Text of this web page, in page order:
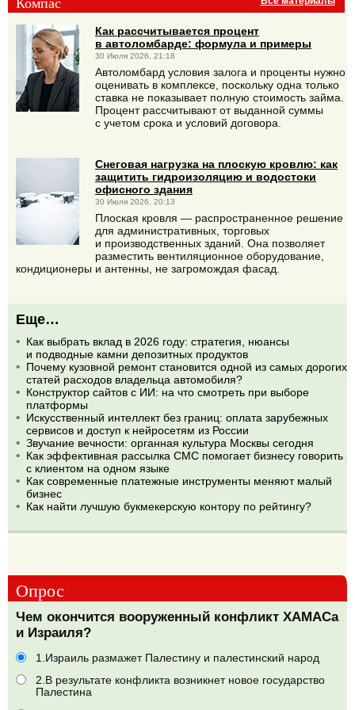
Как рассчитывается процент
в автоломбарде: формула и примеры
30 Июля 2026, 21:18
Автоломбард условия залога и проценты нужно
оценивать в комплексе, поскольку одна только
ставка не показывает полную стоимость займа.
Процент рассчитывают от выданной суммы
с учетом срока и условий договора.
Снеговая нагрузка на плоскую кровлю: как
защитить гидроизоляцию и водостоки
офисного здания
30 Июля 2026, 20:13
Плоская кровля — распространенное решение
для административных, торговых
и производственных зданий. Она позволяет
разместить вентиляционное оборудование,
кондиционеры и антенны, не загромождая фасад.
Еще…
Как выбрать вклад в 2026 году: стратегия, нюансы
и подводные камни депозитных продуктов
Почему кузовной ремонт становится одной из самых дорогих
статей расходов владельца автомобиля?
Конструктор сайтов с ИИ: на что смотреть при выборе
платформы
Искусственный интеллект без границ: оплата зарубежных
сервисов и доступ к нейросетям из России
Звучание вечности: органная культура Москвы сегодня
Как эффективная рассылка СМС помогает бизнесу говорить
с клиентом на одном языке
Как современные платежные инструменты меняют малый
бизнес
Как найти лучшую букмекерскую контору по рейтингу?
Опрос
Чем окончится вооруженный конфликт ХАМАСа
и Израиля?
1.Израиль размажет Палестину и палестинский народ
2.В результате конфликта возникнет новое государство
Палестина